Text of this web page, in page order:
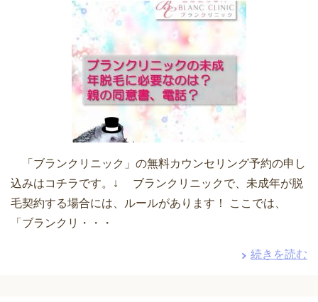
「ブランクリニック」の無料カウンセリング予約の申し
込みはコチラです。↓ ブランクリニックで、未成年が脱
毛契約する場合には、ルールがあります！ ここでは、
「ブランクリ・・・
続きを読む